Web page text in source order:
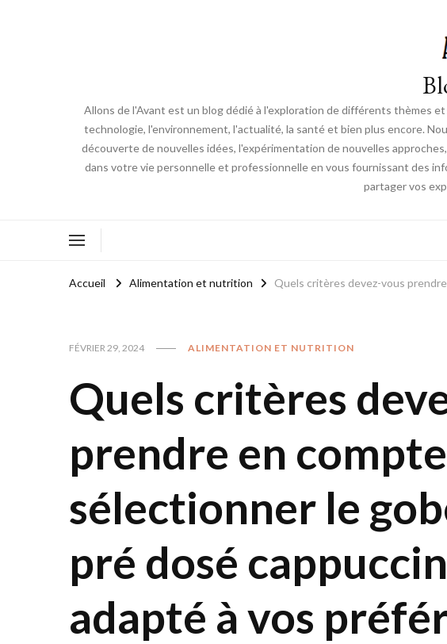
Allons de l'Avant est un blog dédié à l'exploration de différents thèmes
technologie, l'environnement, l'actualité, la santé et bien plus encore.
découverte de nouvelles idées, l'expérimentation de nouvelles
dans votre vie personnelle et professionnelle en vous fournissant des
partager vos
Accueil Alimentation et nutrition Quels critères devez-vous
FÉVRIER 29, 2024 ALIMENTATION ET NUTRITION
Quels critères
prendre en
sélectionner le
pré dosé
adapté à vos